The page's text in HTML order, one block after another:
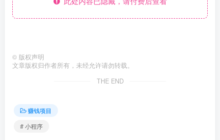
© 版权声明
文章版权归作者所有，未经允许请勿转载。
THE END
赚钱项目
# 小程序